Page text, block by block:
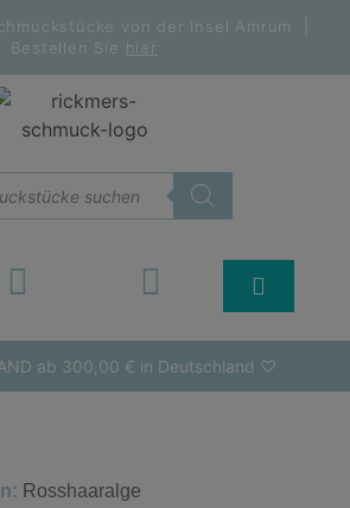
von der Insel Amrum |
Bestellen Sie hier
ab 300,00 € in Deutschland ♡
Rosshaaralge